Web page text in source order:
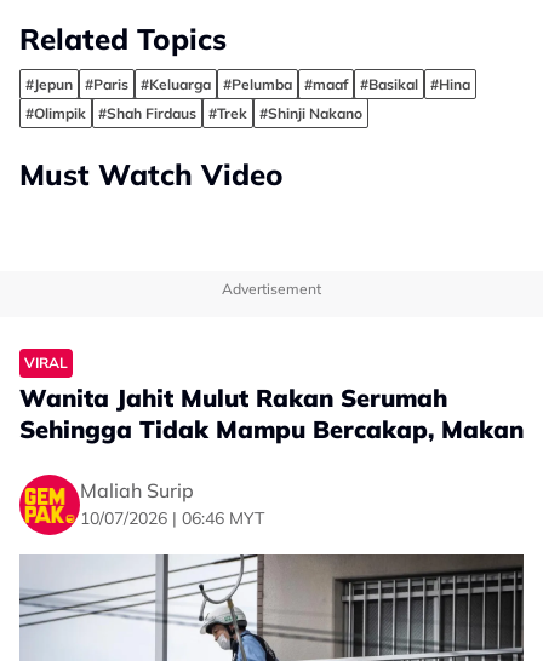
Related Topics
#Jepun #Paris #Keluarga #Pelumba #maaf #Basikal
#Hina
#Olimpik
#Shah Firdaus #Trek #Shinji Nakano
Must Watch Video
Advertisement
VIRAL
Wanita Jahit Mulut Rakan Serumah
Sehingga Tidak Mampu Bercakap, Makan
Maliah Surip
10/07/2026 | 06:46 MYT